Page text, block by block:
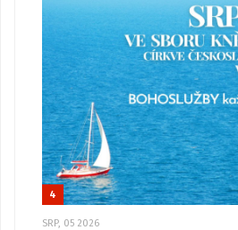
4
SRP, 05 2026